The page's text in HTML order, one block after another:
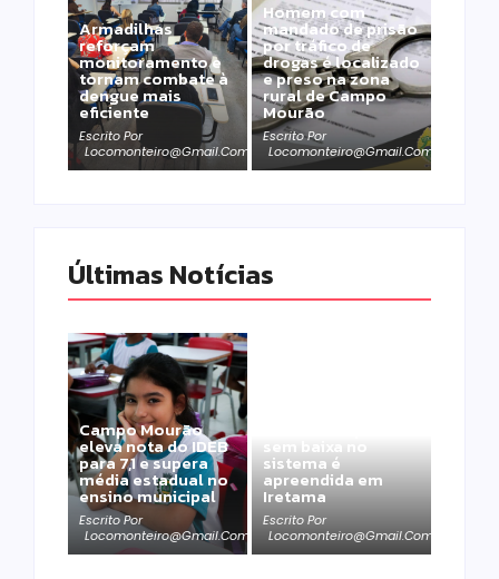
Armadilhas
reforçam
monitoramento e
tornam combate à
dengue mais
eficiente
Escrito Por
Locomonteiro@gmail.com
Homem com
mandado de prisão
por tráfico de
drogas é localizado
e preso na zona
rural de Campo
Mourão
Escrito Por
Locomonteiro@gmail.com
Últimas Notícias
Campo Mourão
eleva nota do IDEB
para 7,1 e supera
média estadual no
ensino municipal
Escrito Por
Locomonteiro@gmail.com
sem baixa no
sistema é
apreendida em
Iretama
Escrito Por
Locomonteiro@gmail.com